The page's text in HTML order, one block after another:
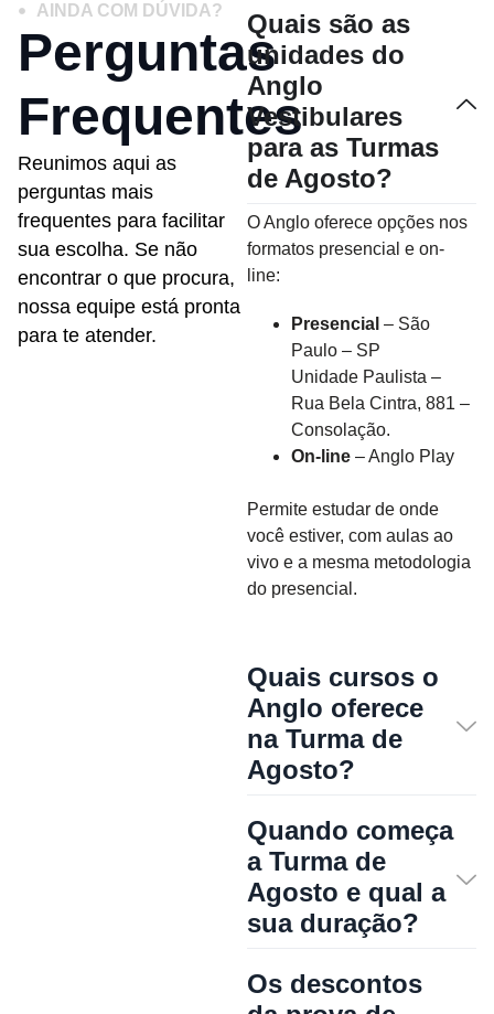
AINDA COM DÚVIDA?
Perguntas
Frequentes
Reunimos aqui as
perguntas mais
frequentes para facilitar
sua escolha. Se não
encontrar o que procura,
nossa equipe está pronta
para te atender.
Quais são as
unidades do
Anglo
Vestibulares
para as Turmas
de Agosto?
O Anglo oferece opções nos
formatos presencial e on-
line:
Presencial – São
Paulo – SP
Unidade Paulista –
Rua Bela Cintra, 881 –
Consolação.
On-line – Anglo Play
Permite estudar de onde
você estiver, com aulas ao
vivo e a mesma metodologia
do presencial.
Quais cursos o
Anglo oferece
na Turma de
Agosto?
Quando começa
a Turma de
Agosto e qual a
sua duração?
Os descontos